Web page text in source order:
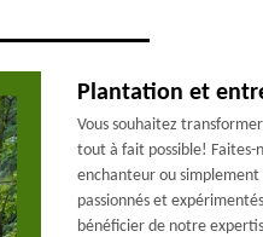
Plantation et
Vous souhaitez
tout à fait possible! Faites-
enchanteur ou
passionnés et
bénéficier de notre